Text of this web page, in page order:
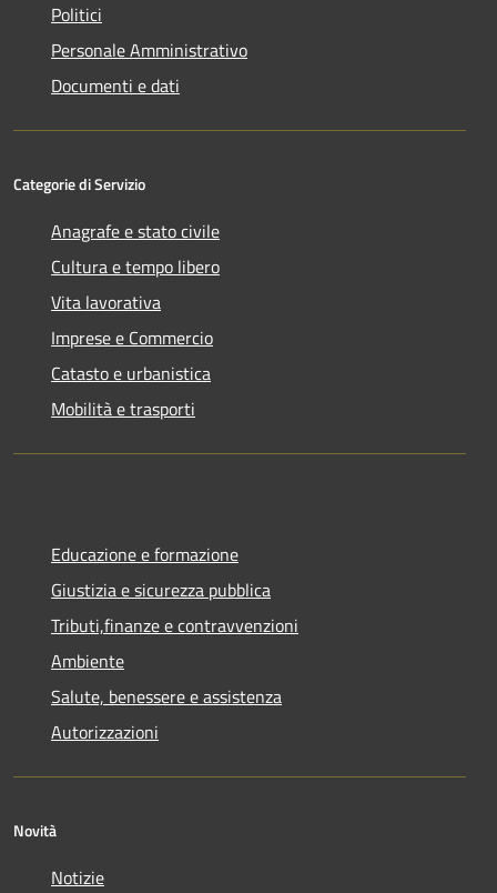
Politici
Personale Amministrativo
Documenti e dati
Categorie di Servizio
Anagrafe e stato civile
Cultura e tempo libero
Vita lavorativa
Imprese e Commercio
Catasto e urbanistica
Mobilità e trasporti
Educazione e formazione
Giustizia e sicurezza pubblica
Tributi,finanze e contravvenzioni
Ambiente
Salute, benessere e assistenza
Autorizzazioni
Novità
Notizie